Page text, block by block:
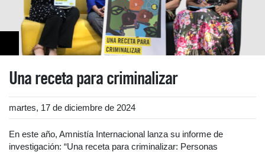
Una receta para criminalizar
martes, 17 de diciembre de 2024
En este año, Amnistía Internacional lanza su informe de
investigación: “Una receta para criminalizar: Personas